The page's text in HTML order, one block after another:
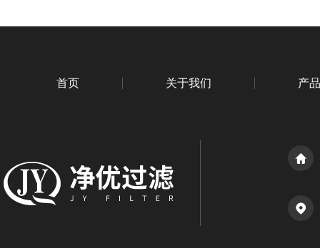
首页 关于我们 产